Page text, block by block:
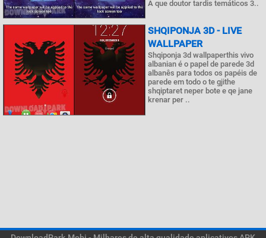
A que doutor tardis temáticos 3..
SHQIPONJA 3D - LIVE
WALLPAPER
Shqiponja 3d wallpaperthis vivo
albanian é o papel de parede 3d
albanês para todos os papéis de
parede em todo o te gjithe
shqiptaret neper bote e qe jane
krenar per ..